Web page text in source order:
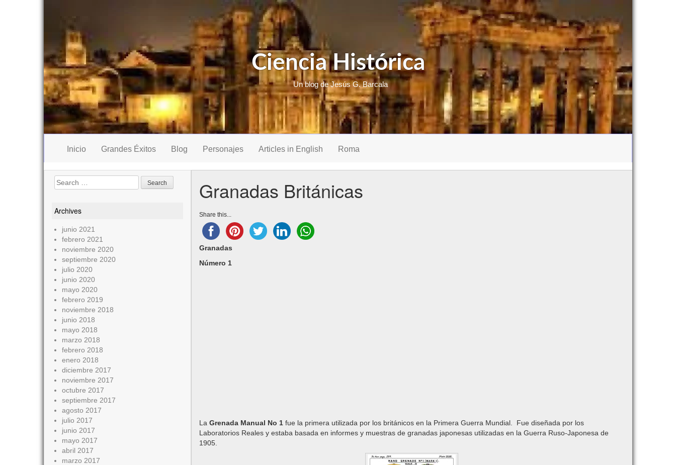
Ciencia Histórica
Un blog de Jesús G. Barcala
Inicio Grandes Éxitos Blog Personajes Articles in English Roma
Granadas Británicas
Share this...
Granadas
Número 1
La Grenada Manual No 1fue la primera utilizada por los británicos en la Primera Guerra Mundial. Fue diseñada por los
Laboratorios Reales y estaba basada en informes y muestras de granadas japonesas utilizadas en la Guerra Ruso-Japonesa de
1905.
Search
for:
Archives
junio 2021
febrero 2021
noviembre 2020
septiembre 2020
julio 2020
junio 2020
mayo 2020
febrero 2019
noviembre 2018
junio 2018
mayo 2018
marzo 2018
febrero 2018
enero 2018
diciembre 2017
noviembre 2017
octubre 2017
septiembre 2017
agosto 2017
julio 2017
junio 2017
mayo 2017
abril 2017
marzo 2017